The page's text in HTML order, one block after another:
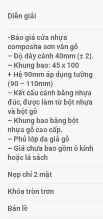
Diễn giải
-Báo giá cửa nhựa
composite sơn vân gỗ
– Độ dày cánh 40mm (± 2).
– Khung bao: 45 x 100
+ Hệ 90mm áp dụng tường
(90 – 110mm)
– Kết cấu cánh bằng nhựa
đúc, được làm từ bột nhựa
và bột gỗ
– Khung bao bằng bột
nhựa gỗ cao cấp.
– Phủ lớp da giả gỗ
– Giá chưa bao gồm ô kính
hoặc lá sách
Nẹp chỉ 2 mặt
Khóa tròn trơn
Bản lề